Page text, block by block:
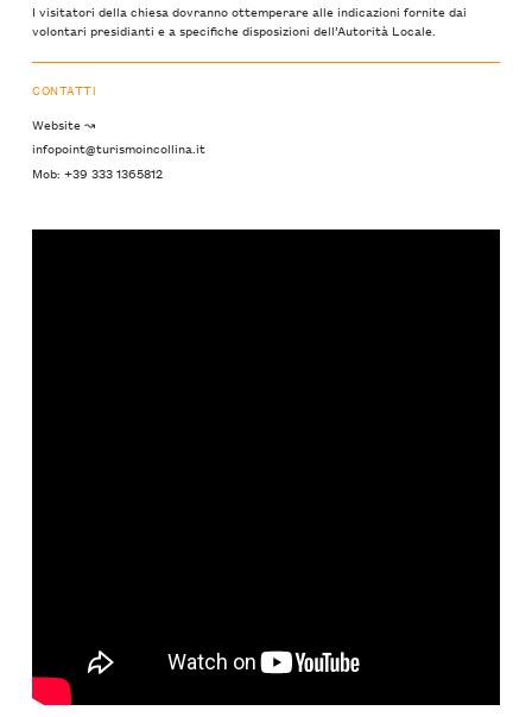
I visitatori della chiesa dovranno ottemperare alle indicazioni fornite dai
volontari presidianti e a specifiche disposizioni dell’Autorità Locale.
CONTATTI
Website ↝
infopoint@turismoincollina.it
Mob: +39 333 1365812